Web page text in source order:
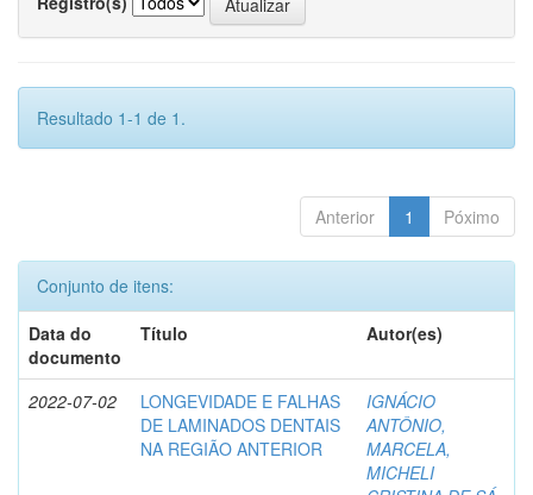
Resultado 1-1 de 1.
Anterior 1 Póximo
Conjunto de itens:
Data do
documento
Título Autor(es)
2022-07-02
LONGEVIDADE E FALHAS
DE LAMINADOS DENTAIS
NA REGIÃO ANTERIOR
IGNÁCIO
ANTÔNIO,
MARCELA,
MICHELI